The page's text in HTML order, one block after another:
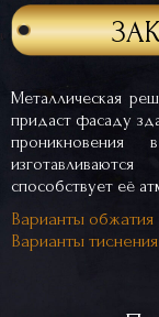
Металлическая
придаст фасаду
проникновения
способствует её
Варианты обжатия
Варианты тиснения